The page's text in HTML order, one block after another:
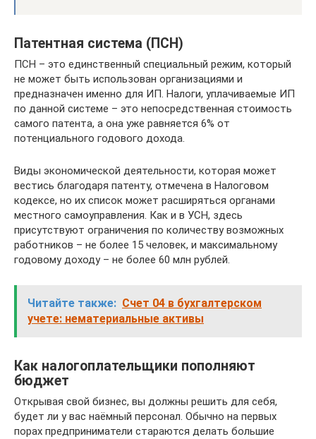
Патентная система (ПСН)
ПСН – это единственный специальный режим, который
не может быть использован организациями и
предназначен именно для ИП. Налоги, уплачиваемые ИП
по данной системе – это непосредственная стоимость
самого патента, а она уже равняется 6% от
потенциального годового дохода.
Виды экономической деятельности, которая может
вестись благодаря патенту, отмечена в Налоговом
кодексе, но их список может расширяться органами
местного самоуправления. Как и в УСН, здесь
присутствуют ограничения по количеству возможных
работников – не более 15 человек, и максимальному
годовому доходу – не более 60 млн рублей.
Читайте также: Счет 04 в бухгалтерском
учете: нематериальные активы
Как налогоплательщики пополняют
бюджет
Открывая свой бизнес, вы должны решить для себя,
будет ли у вас наёмный персонал. Обычно на первых
порах предприниматели стараются делать большие